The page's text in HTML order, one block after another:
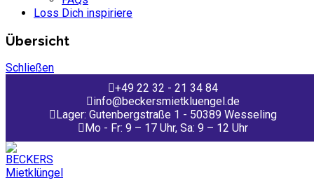
Loss Dich inspiriere
Übersicht
Schließen
+49 22 32 - 21 34 84
info@beckersmietkluengel.de
Lager: Gutenbergstraße 1 - 50389 Wesseling
Mo - Fr: 9 – 17 Uhr, Sa: 9 – 12 Uhr